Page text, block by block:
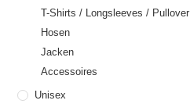
T-Shirts / Longsleeves / Pullover
Hosen
Jacken
Accessoires
Unisex